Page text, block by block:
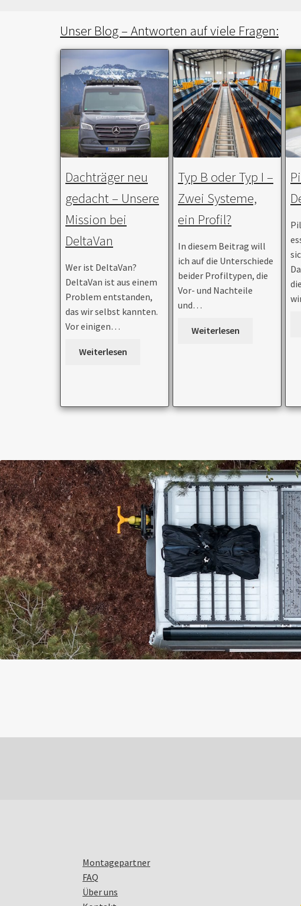
Unser Blog – Antworten auf viele Fragen:
Dachträger neu
gedacht – Unsere
Mission bei
DeltaVan
Wer ist DeltaVan?
DeltaVan ist aus einem
Problem entstanden,
das wir selbst kannten.
Vor einigen…
Weiterlesen
Typ B oder Typ I –
Zwei Systeme,
ein Profil?
In diesem Beitrag will
ich auf die Unterschiede
beider Profiltypen, die
Vor- und Nachteile
und…
Weiterlesen
Montagepartner
FAQ
Über uns